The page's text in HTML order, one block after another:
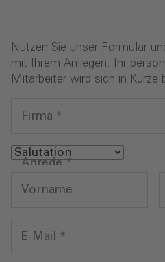
Nutzen Sie unser Formular
mit Ihrem Anliegen. Ihr
Mitarbeiter wird sich in Kürze
Firma *
Anrede*
Vorname
E-Mail *